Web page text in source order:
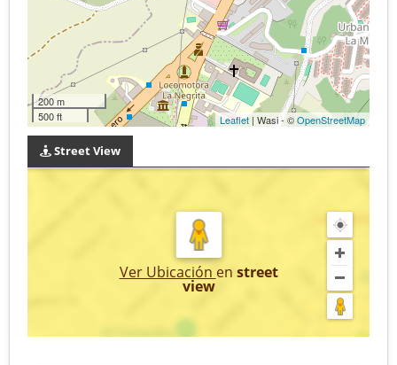
200 m
500 ft
Leaflet | Wasi - ©OpenStreetMap
Street View
Ver Ubicación en street
view